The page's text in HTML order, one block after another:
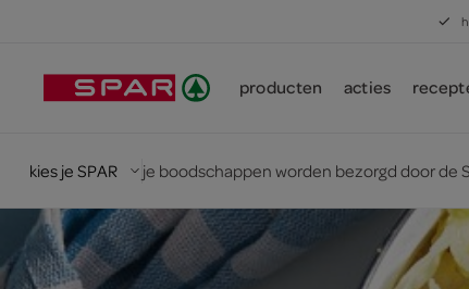
producten acties
kies je SPAR je boodschappen worden bezorgd door de